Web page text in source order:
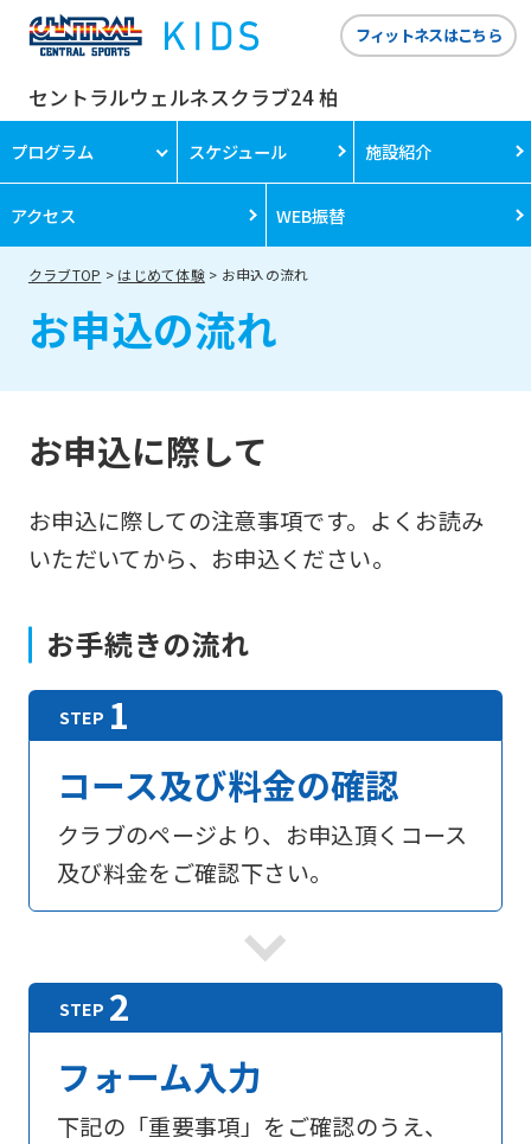
セントラルウェルネスクラブ24 柏
フィットネスはこちら
プログラム スケジュール 施設紹介
アクセス WEB振替
クラブTOP はじめて体験 お申込の流れ
お申込の流れ
お申込に際して
お申込に際しての注意事項です。よくお読み
いただいてから、お申込ください。
お手続きの流れ
コース及び料金の確認
クラブのページより、お申込頂くコース
及び料金をご確認下さい。
フォーム入力
下記の「重要事項」をご確認のうえ、